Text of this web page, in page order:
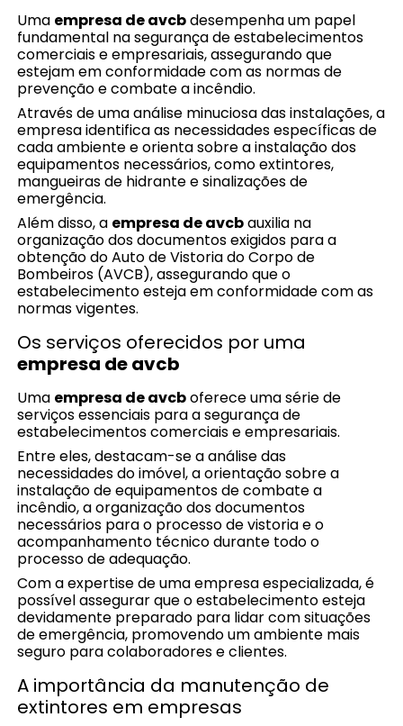
Uma empresa de avcbdesempenha um papel
fundamental na segurança de estabelecimentos
comerciais e empresariais, assegurando que
estejam em conformidade com as normas de
prevenção e combate a incêndio.
Através de uma análise minuciosa das instalações, a
empresa identifica as necessidades específicas de
cada ambiente e orienta sobre a instalação dos
equipamentos necessários, como extintores,
mangueiras de hidrante e sinalizações de
emergência.
Além disso, a empresa de avcbauxilia na
organização dos documentos exigidos para a
obtenção do Auto de Vistoria do Corpo de
Bombeiros (AVCB), assegurando que o
estabelecimento esteja em conformidade com as
normas vigentes.
Os serviços oferecidos por uma
empresa de avcb
Uma empresa de avcboferece uma série de
serviços essenciais para a segurança de
estabelecimentos comerciais e empresariais.
Entre eles, destacam-se a análise das
necessidades do imóvel, a orientação sobre a
instalação de equipamentos de combate a
incêndio, a organização dos documentos
necessários para o processo de vistoria e o
acompanhamento técnico durante todo o
processo de adequação.
Com a expertise de uma empresa especializada, é
possível assegurar que o estabelecimento esteja
devidamente preparado para lidar com situações
de emergência, promovendo um ambiente mais
seguro para colaboradores e clientes.
A importância da manutenção de
extintores em empresas